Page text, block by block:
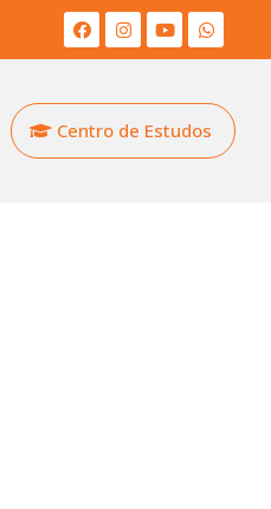
Centro de Estudos